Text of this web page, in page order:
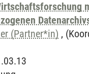
(Partner*in) ,